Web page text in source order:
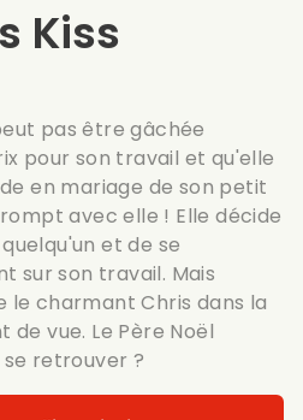
Kiss
pas être gâchée
pour son travail et qu'elle
en mariage de son petit
avec elle ! Elle décide
et de se
sur son travail. Mais
le charmant Chris dans la
de vue. Le Père Noël
retrouver ?